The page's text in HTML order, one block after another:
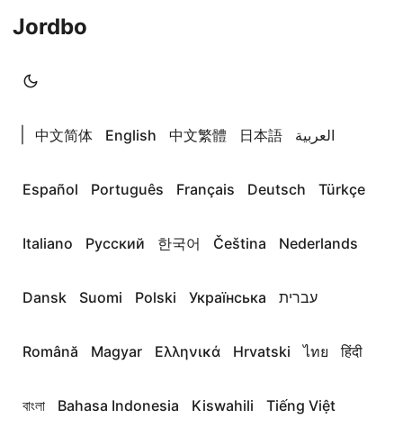
Jordbo
中文简体 English 中文繁體 日本語 العربية
Español Português Français Deutsch Türkçe
Italiano Русский 한국어 Čeština Nederlands
Dansk Suomi Polski Українська עברית
Română Magyar Ελληνικά Hrvatski ไทย हिंदी
বাংলা Bahasa Indonesia Kiswahili Tiếng Việt